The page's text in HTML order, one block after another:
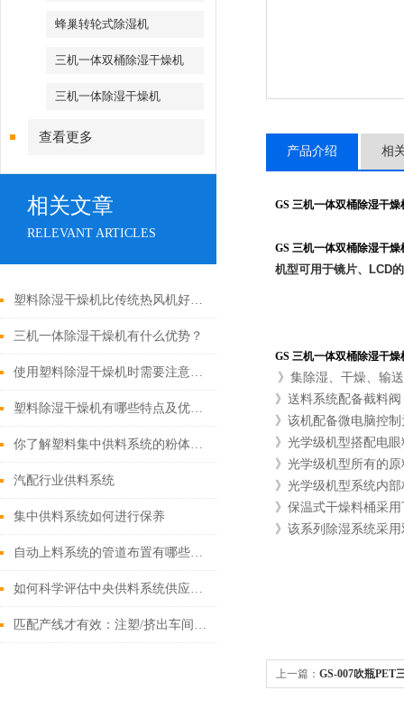
蜂巢转轮式除湿机
三机一体双桶除湿干燥机
三机一体除湿干燥机
查看更多
相关文章
RELEVANT ARTICLES
塑料除湿干燥机比传统热风机好在哪里？
三机一体除湿干燥机有什么优势？
使用塑料除湿干燥机时需要注意了！
塑料除湿干燥机有哪些特点及优势？该如何操作？
你了解塑料集中供料系统的粉体输送原理吗？
汽配行业供料系统
集中供料系统如何进行保养
自动上料系统的管道布置有哪些要求？
如何科学评估中央供料系统供应商与工程实施能力？
匹配产线才有效：注塑/挤出车间中央供料系统选型策略与工艺校核
产品介绍 相
GS 三机一体双桶除湿干燥
GS 三机一体双桶除湿干燥
机型可用于镜片、LCD
GS 三机一体双桶除湿干燥
》集除湿、干燥、输
》送料系统配备截料
》该机配备微电脑控
》光学级机型搭配电
》光学级机型所有的
》光学级机型系统内
》保温式干燥料桶采
》该系列除湿系统采
上一篇： GS-007吹瓶PET